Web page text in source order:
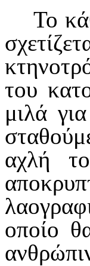
Το
του
μιλά
αχλή
οποίο